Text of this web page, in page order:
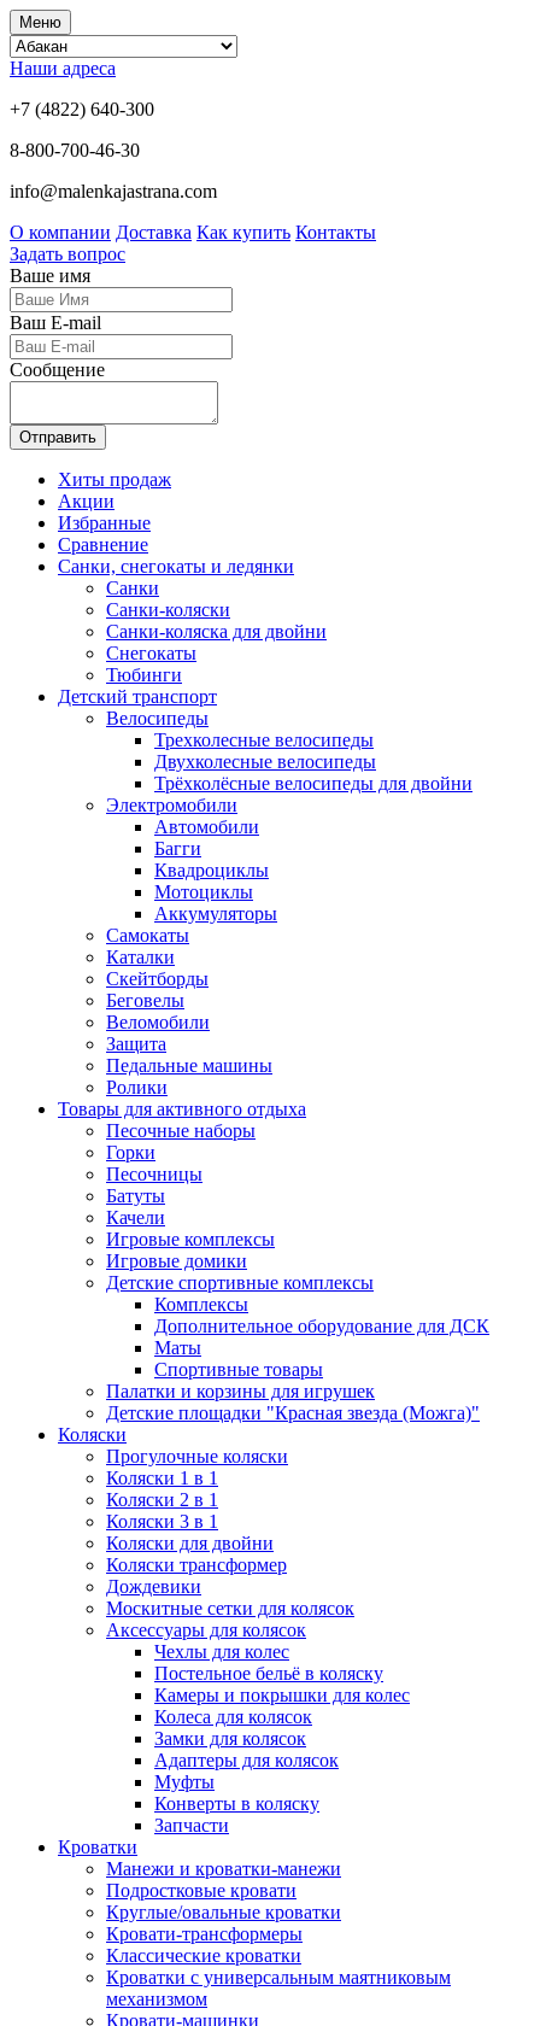
Меню
Наши адреса
+7 (4822) 640-300
8-800-700-46-30
info@malenkajastrana.com
О компании Доставка Как купить Контакты
Задать вопрос
Ваше имя
Ваш E-mail
Сообщение
Отправить
Хиты продаж
Акции
Избранные
Сравнение
Санки, снегокаты и ледянки
Санки
Санки-коляски
Санки-коляска для двойни
Снегокаты
Тюбинги
Детский транспорт
Велосипеды
Трехколесные велосипеды
Двухколесные велосипеды
Трёхколёсные велосипеды для двойни
Электромобили
Автомобили
Багги
Квадроциклы
Мотоциклы
Аккумуляторы
Самокаты
Каталки
Скейтборды
Беговелы
Веломобили
Защита
Педальные машины
Ролики
Товары для активного отдыха
Песочные наборы
Горки
Песочницы
Батуты
Качели
Игровые комплексы
Игровые домики
Детские спортивные комплексы
Комплексы
Дополнительное оборудование для ДСК
Маты
Спортивные товары
Палатки и корзины для игрушек
Детские площадки "Красная звезда (Можга)"
Коляски
Прогулочные коляски
Коляски 1 в 1
Коляски 2 в 1
Коляски 3 в 1
Коляски для двойни
Коляски трансформер
Дождевики
Москитные сетки для колясок
Аксессуары для колясок
Чехлы для колес
Постельное бельё в коляску
Камеры и покрышки для колес
Колеса для колясок
Замки для колясок
Адаптеры для колясок
Муфты
Конверты в коляску
Запчасти
Кроватки
Манежи и кроватки-манежи
Подростковые кровати
Круглые/овальные кроватки
Кровати-трансформеры
Классические кроватки
Кроватки с универсальным маятниковым
механизмом
Кровати-машинки